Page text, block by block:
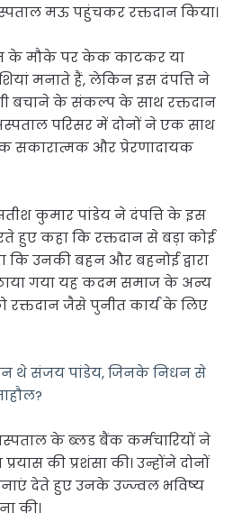
मऊ पहुंचकर रक्तदान किया।
के मौके पर केक काटकर या
मनाते हैं, लेकिन इस दंपत्ति ने
बचाने के संकल्प के साथ रक्तदान
परिसर में दोनों ने एक साथ
सकारात्मक और प्रेरणादायक
कुमार पांडेय ने दंपत्ति के इस
हुए कहा कि रक्तदान से बड़ा कोई
कि उनकी बहन और बहनोई द्वारा
गया यह कदम समाज के अन्य
रक्तदान जैसे पुनीत कार्य के लिए
थे संजय पांडेय, जिनके निधन से
के ब्लड बैंक कर्मचारियों ने
की प्रशंसा की। उन्होंने दोनों
देते हुए उनके उज्ज्वल भविष्य
की।